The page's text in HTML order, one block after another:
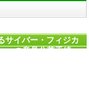
サイバー・フィジカ
」の意見公募手続